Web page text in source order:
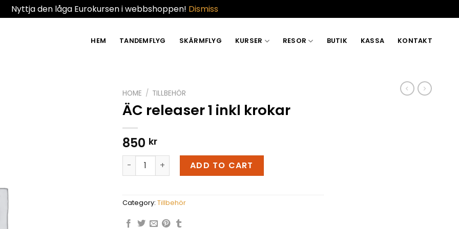
Nyttja den låga Eurokursen i webbshoppen! Dismiss
HEM TANDEMFLYG SKÄRMFLYG KURSER RESOR BUTIK KASSA KONTAKT
HOME / TILLBEHÖR
ÄC releaser 1 inkl krokar
850 kr
ÄC releaser 1 inkl krokar quantity
ADD TO CART
Category: Tillbehör